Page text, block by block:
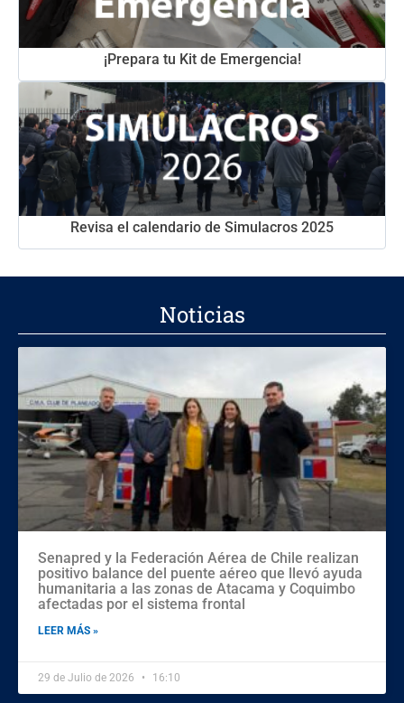
¡Prepara tu Kit de Emergencia!
Revisa el calendario de Simulacros 2025
Noticias
Senapred y la Federación Aérea de Chile realizan
positivo balance del puente aéreo que llevó ayuda
humanitaria a las zonas de Atacama y Coquimbo
afectadas por el sistema frontal
LEER MÁS »
29 de Julio de 2026 16:10